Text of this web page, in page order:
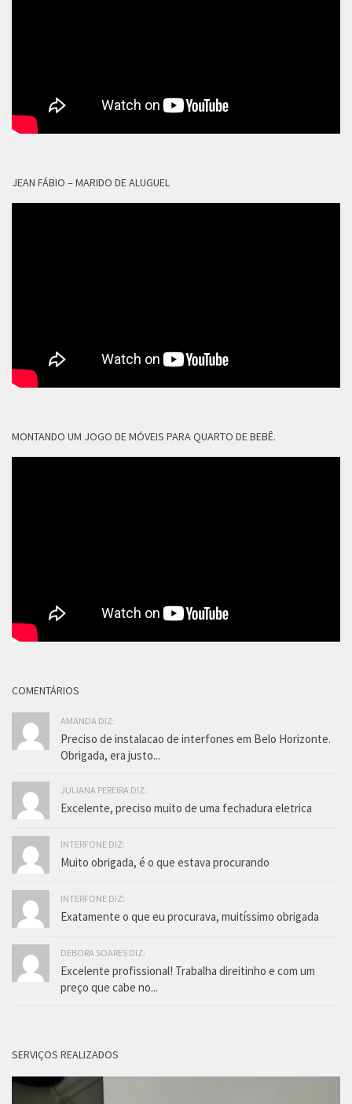
JEAN FÁBIO – MARIDO DE ALUGUEL
MONTANDO UM JOGO DE MÓVEIS PARA QUARTO DE BEBÊ.
COMENTÁRIOS
AMANDA DIZ:
Preciso de instalacao de interfones em Belo Horizonte.
Obrigada, era justo...
JULIANA PEREIRA DIZ:
Excelente, preciso muito de uma fechadura eletrica
INTERFONE DIZ:
Muito obrigada, é o que estava procurando
INTERFONE DIZ:
Exatamente o que eu procurava, muitíssimo obrigada
DEBORA SOARES DIZ:
Excelente profissional! Trabalha direitinho e com um
preço que cabe no...
SERVIÇOS REALIZADOS